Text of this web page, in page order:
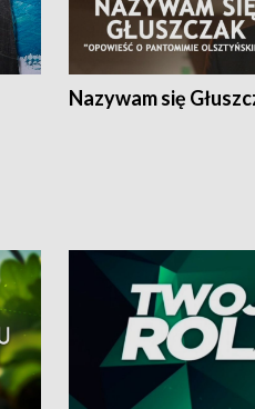
Nazywam się